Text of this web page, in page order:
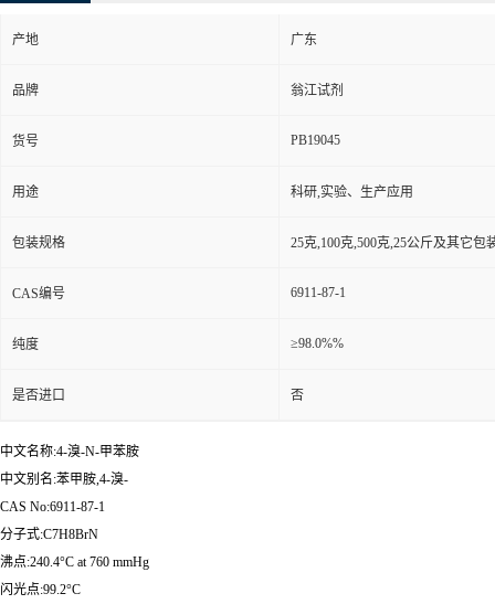
产地 广东
品牌 翁江试剂
货号 PB19045
用途 科研,实验、生产应用
包装规格 25克,100克,500克,25公斤及其它包
CAS编号 6911-87-1
纯度 ≥98.0%%
是否进口 否
中文名称:4-溴-N-甲苯胺
中文别名:苯甲胺,4-溴-
CAS No:6911-87-1
分子式:C7H8BrN
沸点:240.4°C at 760 mmHg
闪光点:99.2°C